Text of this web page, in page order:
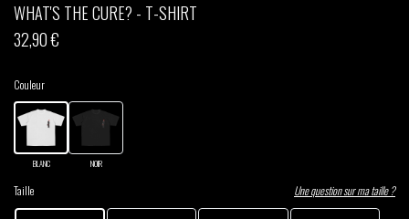
WHAT'S THE CURE? - T-SHIRT
32,90 €
Couleur
BLANC NOIR
Taille Une question sur ma taille ?